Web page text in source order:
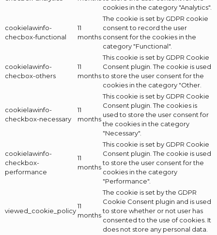
cookies in the category "Analytics".
cookielawinfo-
checbox-functional
11
months
The cookie is set by GDPR cookie
consent to record the user
consent for the cookies in the
category "Functional".
cookielawinfo-
checbox-others
11
months
This cookie is set by GDPR Cookie
Consent plugin. The cookie is used
to store the user consent for the
cookies in the category "Other.
cookielawinfo-
checkbox-necessary
11
months
This cookie is set by GDPR Cookie
Consent plugin. The cookies is
used to store the user consent for
the cookies in the category
"Necessary".
cookielawinfo-
checkbox-
performance
11
months
This cookie is set by GDPR Cookie
Consent plugin. The cookie is used
to store the user consent for the
cookies in the category
"Performance".
viewed_cookie_policy
11
months
The cookie is set by the GDPR
Cookie Consent plugin and is used
to store whether or not user has
consented to the use of cookies. It
does not store any personal data.